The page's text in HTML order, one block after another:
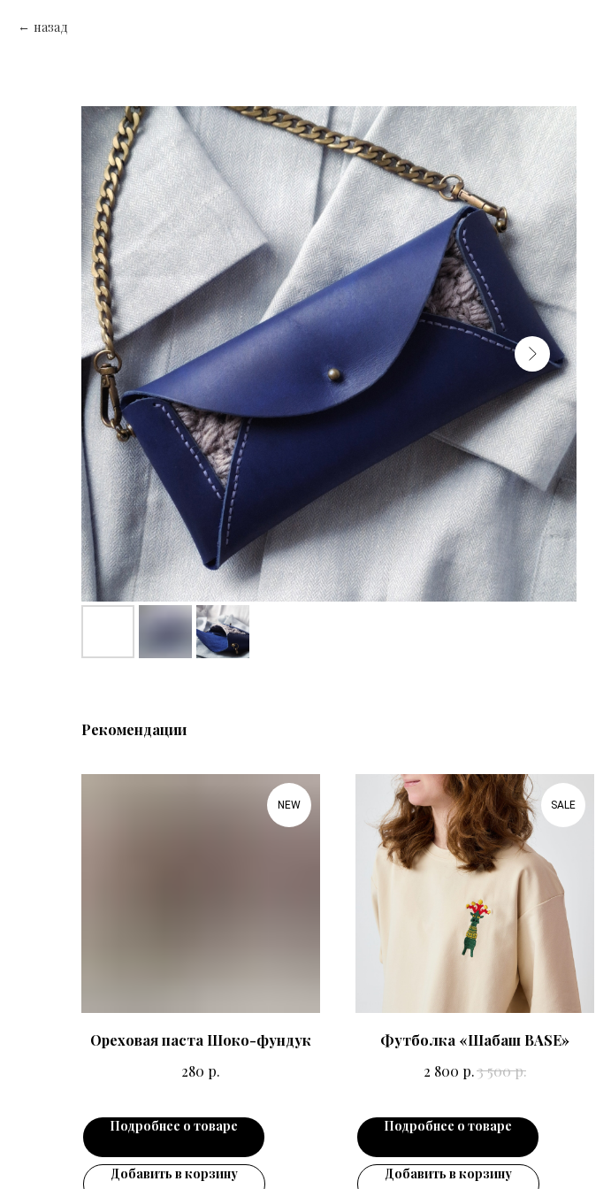
назад
Рекомендации
NEW
Ореховая паста Шоко-фундук
280 р.
Подробнее о товаре
Добавить в корзину
SALE
Футболка «Шабаш BASE»
2 800 р.3 500р.
Подробнее о товаре
Добавить в корзину